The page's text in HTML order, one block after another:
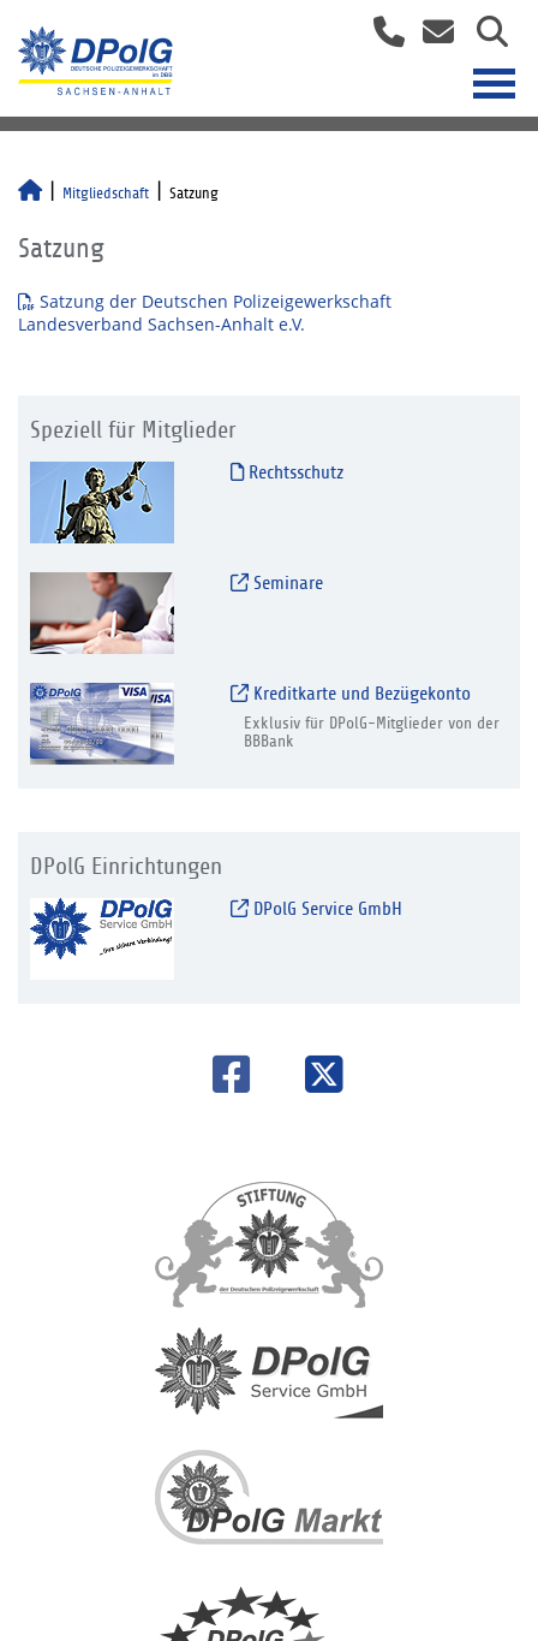
Mitgliedschaft Satzung
Satzung
Satzung der Deutschen Polizeigewerkschaft
Landesverband Sachsen-Anhalt e.V.
Speziell für Mitglieder
Rechtsschutz
Seminare
Kreditkarte und Bezügekonto
Exklusiv für DPolG-Mitglieder von der
BBBank
DPolG Einrichtungen
DPolG Service GmbH